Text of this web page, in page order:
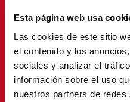
Esta página web usa
Las cookies de este sitio
el contenido y los
sociales y analizar el
información sobre el uso
nuestros partners de